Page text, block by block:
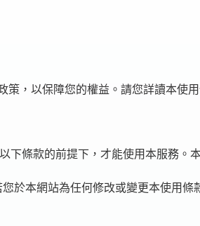
，以保障您的權益。請您詳讀本使用
下條款的前提下，才能使用本服務。
於本網站為任何修改或變更本使用條